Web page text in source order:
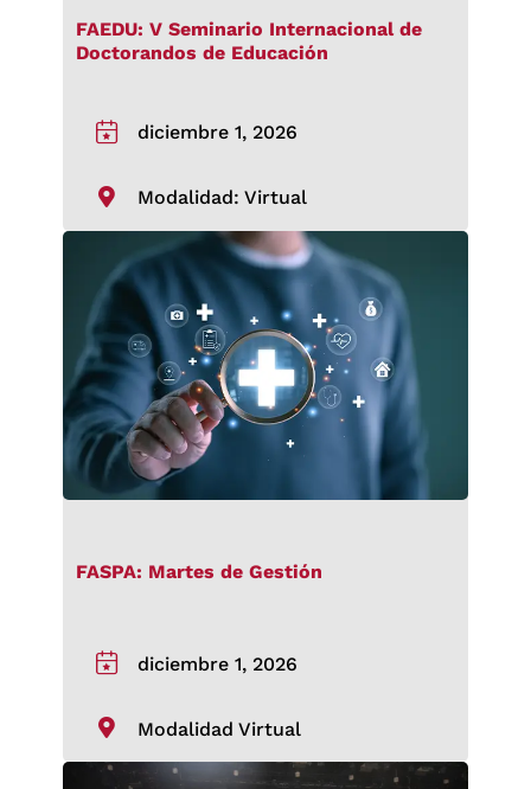
FAEDU: V Seminario Internacional de
Doctorandos de Educación
diciembre 1, 2026
Modalidad: Virtual
FASPA: Martes de Gestión
diciembre 1, 2026
Modalidad Virtual